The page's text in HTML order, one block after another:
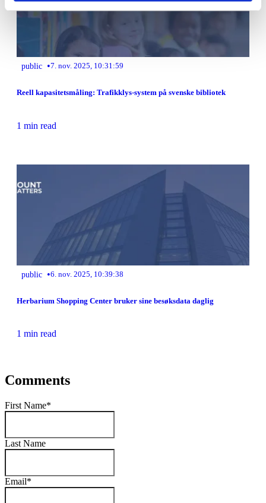
public •7. nov. 2025, 10:31:59
Reell kapasitetsmåling: Trafikklys-system på svenske bibliotek
1 min read
public •6. nov. 2025, 10:39:38
Herbarium Shopping Center bruker sine besøksdata daglig
1 min read
Comments
First Name*
Last Name
Email*